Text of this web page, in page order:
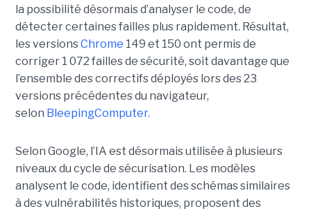
la possibilité désormais d’analyser le code, de
détecter certaines failles plus rapidement. Résultat,
les versionsChrome 149 et 150 ont permis de
corriger 1 072 failles de sécurité, soit davantage que
l’ensemble des correctifs déployés lors des 23
versions précédentes du navigateur,
selon BleepingComputer.
Selon Google, l’IA est désormais utilisée à plusieurs
niveaux du cycle de sécurisation. Les modèles
analysent le code, identifient des schémas similaires
à des vulnérabilités historiques, proposent des